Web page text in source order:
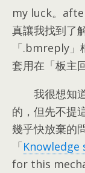
my luck。
真讓我找到了
「.bmreply」
套用在「板主
我很想知道
的，但先不提
幾乎快放棄的
「Knowledge
for this